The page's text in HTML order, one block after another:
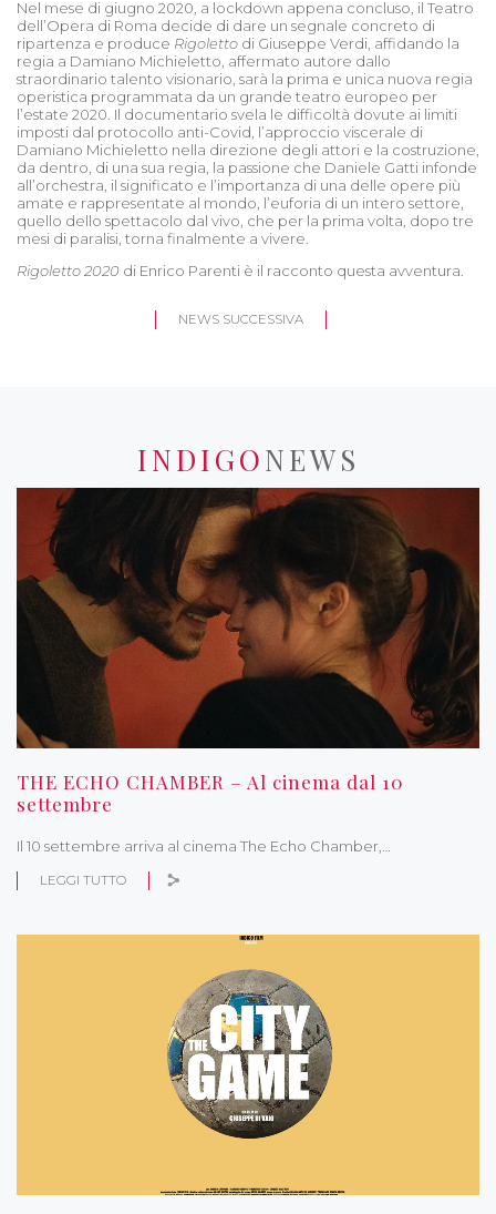
Nel mese di giugno 2020, a lockdown appena concluso, il Teatro
dell’Opera di Roma decide di dare un segnale concreto di
ripartenza e produce Rigoletto di Giuseppe Verdi, affidando la
regia a Damiano Michieletto, affermato autore dallo
straordinario talento visionario, sarà la prima e unica nuova regia
operistica programmata da un grande teatro europeo per
l’estate 2020. Il documentario svela le difficoltà dovute ai limiti
imposti dal protocollo anti-Covid, l’approccio viscerale di
Damiano Michieletto nella direzione degli attori e la costruzione,
da dentro, di una sua regia, la passione che Daniele Gatti infonde
all’orchestra, il significato e l’importanza di una delle opere più
amate e rappresentate al mondo, l’euforia di un intero settore,
quello dello spettacolo dal vivo, che per la prima volta, dopo tre
mesi di paralisi, torna finalmente a vivere.
Rigoletto 2020 di Enrico Parenti è il racconto questa avventura.
NEWS SUCCESSIVA
INDIGONEWS
THE ECHO CHAMBER – Al cinema dal 10
settembre
Il 10 settembre arriva al cinema The Echo Chamber,…
LEGGI TUTTO